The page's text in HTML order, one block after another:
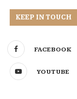
KEEP IN TOUCH
FACEBOOK
YOUTUBE